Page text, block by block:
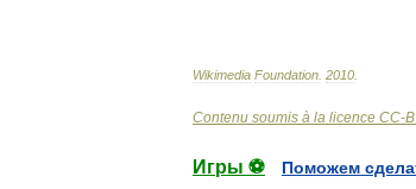
Wikimedia Foundation 2010
Contenu soumis à la licence CC-
Игры ⚽
Поможем